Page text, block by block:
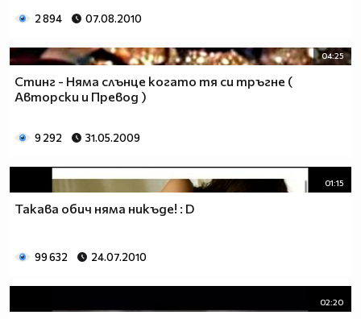
2 894 07.08.2010
04:25
Стинг - Няма слънце когато тя си тръгне (
Авторски и Превод )
9 292 31.05.2009
01:15
Такава обич няма никъде! : D
99 632 24.07.2010
02:20